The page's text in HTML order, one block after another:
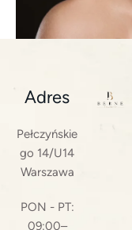
Adres
Pełczyńskie
go 14/U14
Warszawa
PON - PT:
09:00–